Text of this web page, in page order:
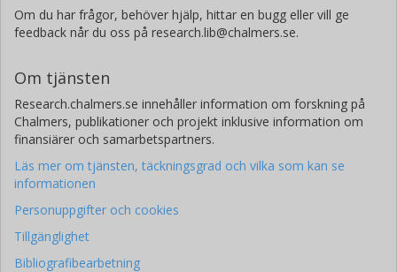
Om du har frågor, behöver hjälp, hittar en bugg eller vill ge
feedback når du oss på research.lib@chalmers.se.
Om tjänsten
Research.chalmers.se innehåller information om forskning på
Chalmers, publikationer och projekt inklusive information om
finansiärer och samarbetspartners.
Läs mer om tjänsten, täckningsgrad och vilka som kan se
informationen
Personuppgifter och cookies
Tillgänglighet
Bibliografibearbetning